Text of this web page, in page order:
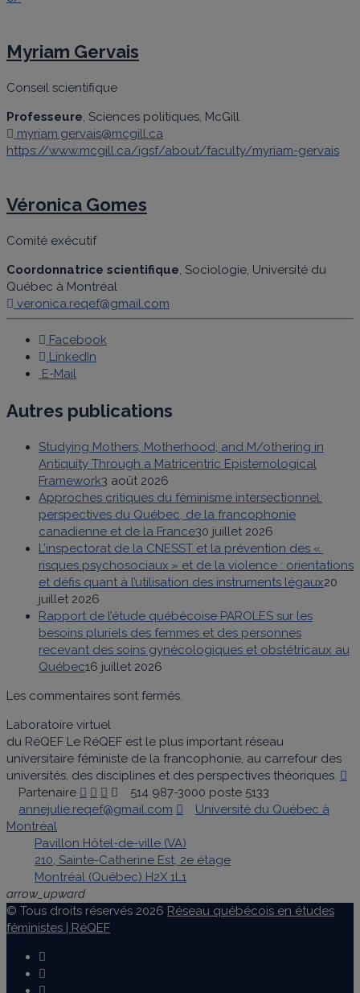
Myriam Gervais
Conseil scientifique
Professeure , Sciences politiques, McGill
myriam.gervais@mcgill.ca
https://www.mcgill.ca/igsf/about/faculty/myriam-gervais
Véronica Gomes
Comité exécutif
Coordonnatrice scientifique , Sociologie, Université du
Québec à Montréal
veronica.reqef@gmail.com
Facebook
LinkedIn
E-Mail
Autres publications
Studying Mothers, Motherhood, and M/othering in
Antiquity Through a Matricentric Epistemological
Framework3 août 2026
Approches critiques du féminisme intersectionnel:
perspectives du Québec, de la francophonie
canadienne et de la France30 juillet 2026
L’inspectorat de la CNESST et la prévention des «
risques psychosociaux » et de la violence : orientations
et défis quant à l’utilisation des instruments légaux20
juillet 2026
Rapport de l’étude québécoise PAROLES sur les
besoins pluriels des femmes et des personnes
recevant des soins gynécologiques et obstétricaux au
Québec16 juillet 2026
Les commentaires sont fermés.
Laboratoire virtuel
du RéQEF Le RéQEF est le plus important réseau
universitaire féministe de la francophonie, au carrefour des
universités, des disciplines et des perspectives théoriques.
Partenaire
514 987-3000 poste 5133
annejulie.reqef@gmail.com
Université du Québec à
Montréal
Pavillon Hôtel-de-ville (VA)
210, Sainte-Catherine Est, 2e étage
Montréal (Québec) H2X 1L1
arrow_upward
© Tous droits réservés 2026 Réseau québécois en études
féministes | RéQEF